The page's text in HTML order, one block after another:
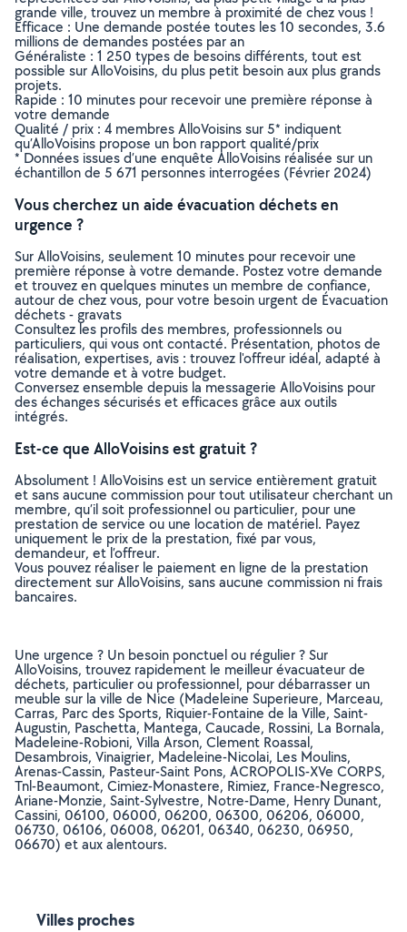
grande ville, trouvez un membre à proximité de chez vous !
Efficace : Une demande postée toutes les 10 secondes, 3.6
millions de demandes postées par an
Généraliste : 1 250 types de besoins différents, tout est
possible sur AlloVoisins, du plus petit besoin aux plus grands
projets.
Rapide : 10 minutes pour recevoir une première réponse à
votre demande
Qualité / prix : 4 membres AlloVoisins sur 5* indiquent
qu’AlloVoisins propose un bon rapport qualité/prix
* Données issues d’une enquête AlloVoisins réalisée sur un
échantillon de 5 671 personnes interrogées (Février 2024)
Vous cherchez un aide évacuation déchets en
urgence ?
Sur AlloVoisins, seulement 10 minutes pour recevoir une
première réponse à votre demande. Postez votre demande
et trouvez en quelques minutes un membre de confiance,
autour de chez vous, pour votre besoin urgent de Évacuation
déchets - gravats
Consultez les profils des membres, professionnels ou
particuliers, qui vous ont contacté. Présentation, photos de
réalisation, expertises, avis : trouvez l'offreur idéal, adapté à
votre demande et à votre budget.
Conversez ensemble depuis la messagerie AlloVoisins pour
des échanges sécurisés et efficaces grâce aux outils
intégrés.
Est-ce que AlloVoisins est gratuit ?
Absolument ! AlloVoisins est un service entièrement gratuit
et sans aucune commission pour tout utilisateur cherchant un
membre, qu’il soit professionnel ou particulier, pour une
prestation de service ou une location de matériel. Payez
uniquement le prix de la prestation, fixé par vous,
demandeur, et l’offreur.
Vous pouvez réaliser le paiement en ligne de la prestation
directement sur AlloVoisins, sans aucune commission ni frais
bancaires.
Une urgence ? Un besoin ponctuel ou régulier ? Sur
AlloVoisins, trouvez rapidement le meilleur évacuateur de
déchets, particulier ou professionnel, pour débarrasser un
meuble sur la ville de Nice (Madeleine Superieure, Marceau,
Carras, Parc des Sports, Riquier-Fontaine de la Ville, Saint-
Augustin, Paschetta, Mantega, Caucade, Rossini, La Bornala,
Madeleine-Robioni, Villa Arson, Clement Roassal,
Desambrois, Vinaigrier, Madeleine-Nicolai, Les Moulins,
Arenas-Cassin, Pasteur-Saint Pons, ACROPOLIS-XVe CORPS,
Tnl-Beaumont, Cimiez-Monastere, Rimiez, France-Negresco,
Ariane-Monzie, Saint-Sylvestre, Notre-Dame, Henry Dunant,
Cassini, 06100, 06000, 06200, 06300, 06206, 06000,
06730, 06106, 06008, 06201, 06340, 06230, 06950,
06670) et aux alentours.
Villes proches